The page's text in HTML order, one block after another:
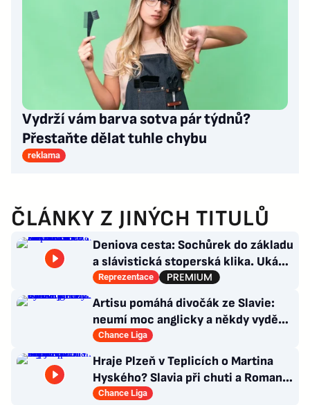
Vydrží vám barva sotva pár týdnů?
Přestaňte dělat tuhle chybu
reklama
ČLÁNKY Z JINÝCH TITULŮ
Deniova cesta: Sochůrek do základu
a slávistická stoperská klika. Ukáže
i na Chorého?
Reprezentace
Artisu pomáhá divočák ze Slavie:
neumí moc anglicky a někdy vyděsí
trenéra. Čím?
Chance Liga
Hraje Plzeň v Teplicích o Martina
Hyského? Slavia při chuti a Roman
Macek proti svým…
Chance Liga